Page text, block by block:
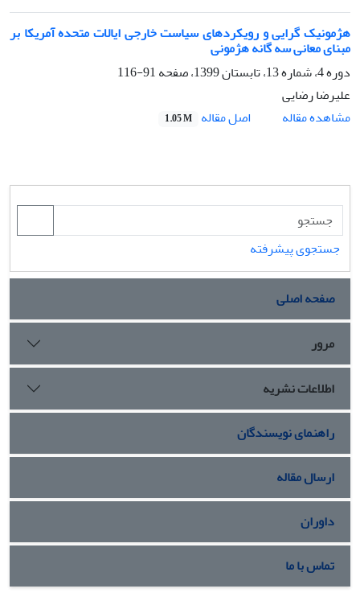
هژمونیک گرایی و رویکردهای سیاست خارجی ایالات متحده آمریکا بر
مبنای معانی سه گانه هژمونی
دوره 4، شماره 13، تابستان 1399، صفحه
91-116
علیرضا رضایی
مشاهده مقاله
اصل مقاله 1.05 M
جستجوی پیشرفته
صفحه اصلی
مرور
اطلاعات نشریه
راهنمای نویسندگان
ارسال مقاله
داوران
تماس با ما